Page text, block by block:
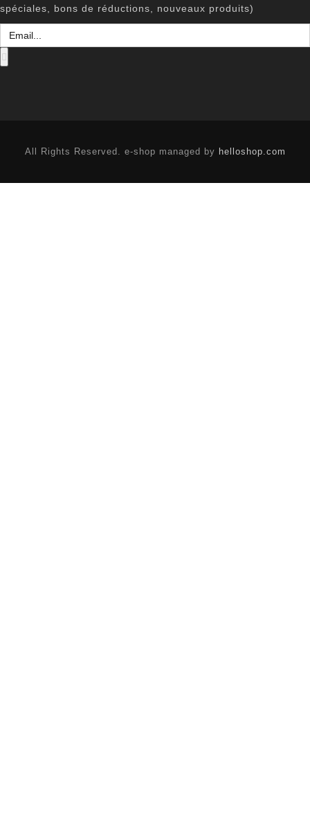
spéciales, bons de réductions, nouveaux produits)
All Rights Reserved. e-shop managed by helloshop.com